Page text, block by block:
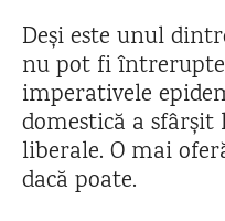
Deși este unul
nu pot fi
imperativele
domestică a
liberale. O mai
dacă poate.